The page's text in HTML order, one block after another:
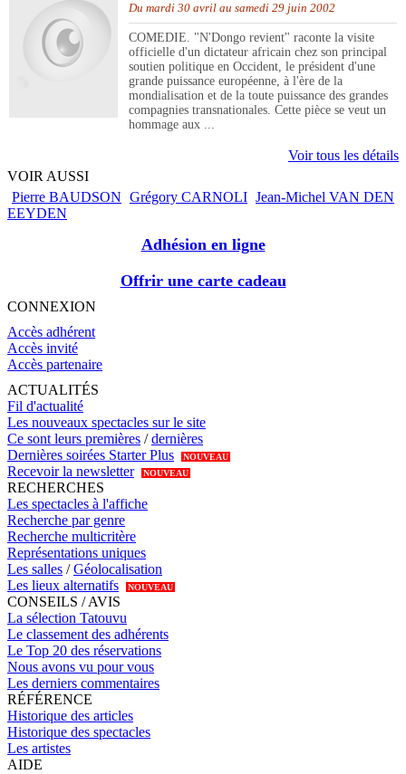
Du mardi 30 avril au samedi 29 juin 2002
COMEDIE. "N'Dongo revient" raconte la visite
officielle d'un dictateur africain chez son principal
soutien politique en Occident, le président d'une
grande puissance européenne, à l'ère de la
mondialisation et de la toute puissance des grandes
compagnies transnationales. Cette pièce se veut un
hommage aux ...
Voir tous les détails
VOIR AUSSI
Pierre BAUDSON Grégory CARNOLI Jean-Michel VAN DEN
EEYDEN
Adhésion en ligne
Offrir une carte cadeau
CONNEXION
Accès adhérent
Accès invité
Accès partenaire
ACTUALITÉS
Fil d'actualité
Les nouveaux spectacles sur le site
Ce sont leurs premières /dernières
Dernières soirées Starter Plus
NOUVEAU
Recevoir la newsletter NOUVEAU
RECHERCHES
Les spectacles à l'affiche
Recherche par genre
Recherche multicritère
Représentations uniques
Les salles /Géolocalisation
Les lieux alternatifs
NOUVEAU
CONSEILS / AVIS
La sélection Tatouvu
Le classement des adhérents
Le Top 20 des réservations
Nous avons vu pour vous
Les derniers commentaires
RÉFÉRENCE
Historique des articles
Historique des spectacles
Les artistes
AIDE